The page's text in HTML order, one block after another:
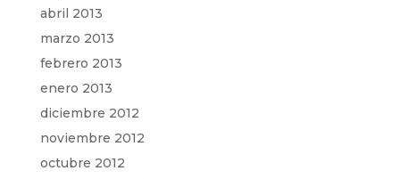
abril 2013
marzo 2013
febrero 2013
enero 2013
diciembre 2012
noviembre 2012
octubre 2012